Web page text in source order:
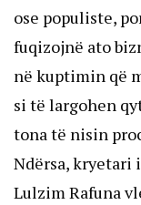
ose populiste,
fuqizojnë ato
në kuptimin që
si të largohen
tona të nisin
Ndërsa, kryetari
Lulzim Rafuna